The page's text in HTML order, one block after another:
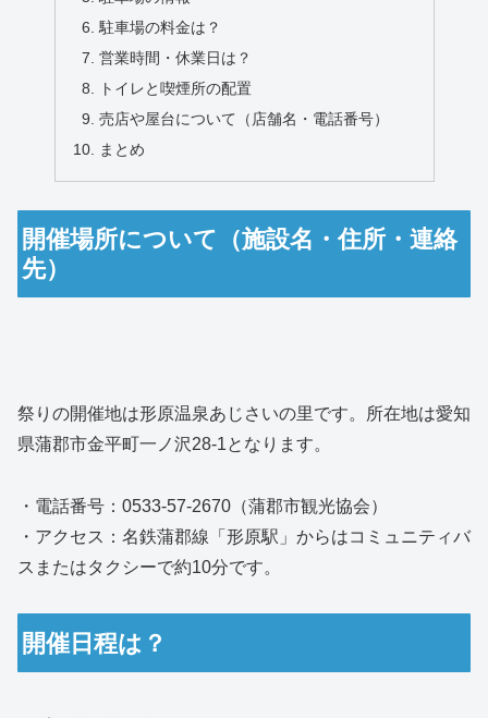
駐車場の料金は？
営業時間・休業日は？
トイレと喫煙所の配置
売店や屋台について（店舗名・電話番号）
まとめ
開催場所について（施設名・住所・連絡
先）
祭りの開催地は形原温泉あじさいの里です。所在地は愛知
県蒲郡市金平町一ノ沢28-1となります。
・電話番号：0533-57-2670（蒲郡市観光協会）
・アクセス：名鉄蒲郡線「形原駅」からはコミュニティバ
スまたはタクシーで約10分です。
開催日程は？